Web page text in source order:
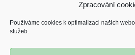
Zpracování
Používáme cookies k optimalizaci našich
služeb.
Zásady cookies
Poslední změna